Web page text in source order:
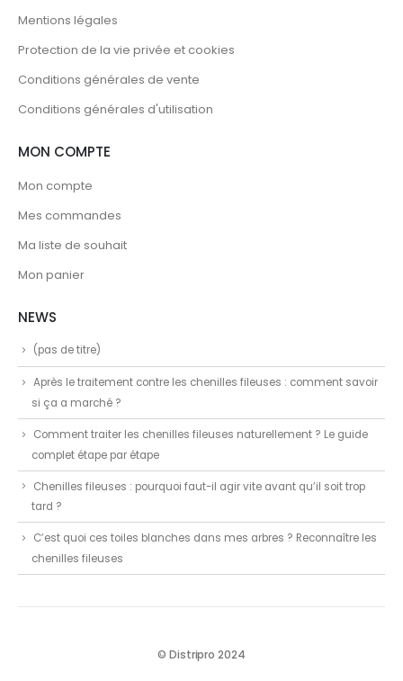
Mentions légales
Protection de la vie privée et cookies
Conditions générales de vente
Conditions générales d'utilisation
MON COMPTE
Mon compte
Mes commandes
Ma liste de souhait
Mon panier
NEWS
(pas de titre)
Après le traitement contre les chenilles fileuses : comment savoir
si ça a marché ?
Comment traiter les chenilles fileuses naturellement ? Le guide
complet étape par étape
Chenilles fileuses : pourquoi faut-il agir vite avant qu’il soit trop
tard ?
C’est quoi ces toiles blanches dans mes arbres ? Reconnaître les
chenilles fileuses
© Distripro 2024